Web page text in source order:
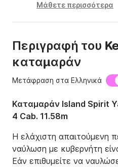
Μάθετε περισσότερα
Περιγραφή του
καταμαράν
Μετάφραση στα Ελληνικά
Καταμαράν Island Spirit
4 Cab. 11.58m
Η ελάχιστη απαιτούμενη
ναύλωση με κυβερνήτη
Εάν επιθυμείτε να